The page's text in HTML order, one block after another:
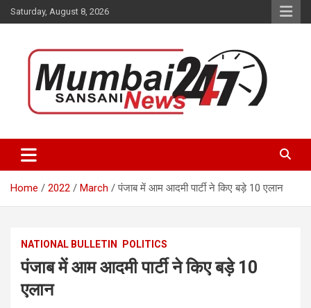
Skip
to
Saturday, August 8, 2026
Mumbai Sansani
time updates on recent news around the World.
Home 2022 March पंजाब में आम आदमी पार्टी ने किए बड़े 10 एलान
NATIONAL BULLETIN POLITICS
पंजाब में आम आदमी पार्टी ने किए बड़े 10
एलान